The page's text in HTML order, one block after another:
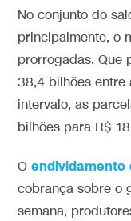
No conjunto do
principalmente, o
prorrogadas. Que
38,4 bilhões entre
intervalo, as
bilhões para R$
Oendividamento
cobrança sobre o
semana,